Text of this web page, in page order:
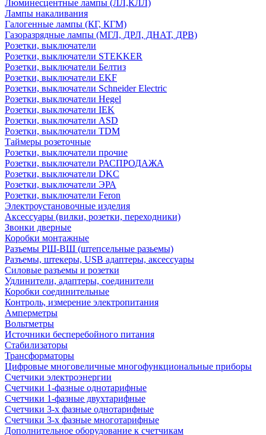
Люминесцентные лампы (ЛЛ,КЛЛ)
Лампы накаливания
Галогенные лампы (КГ, КГМ)
Газоразрядные лампы (МГЛ, ДРЛ, ДНАТ, ДРВ)
Розетки, выключатели
Розетки, выключатели STEKKER
Розетки, выключатели Белтиз
Розетки, выключатели EKF
Розетки, выключатели Schneider Electric
Розетки, выключатели Hegel
Розетки, выключатели IEK
Розетки, выключатели ASD
Розетки, выключатели TDM
Таймеры розеточные
Розетки, выключатели прочие
Розетки, выключатели РАСПРОДАЖА
Розетки, выключатели DKC
Розетки, выключатели ЭРА
Розетки, выключатели Feron
Электроустановочные изделия
Аксессуары (вилки, розетки, переходники)
Звонки дверные
Коробки монтажные
Разъемы РШ-ВШ (штепсельные разьемы)
Разъемы, штекеры, USB адаптеры, аксессуары
Силовые разъемы и розетки
Удлинители, адаптеры, соединители
Коробки соединительные
Контроль, измерение электропитания
Амперметры
Вольтметры
Источники бесперебойного питания
Стабилизаторы
Трансформаторы
Цифровые многовеличные многофункциональные приборы
Счетчики электроэнергии
Счетчики 1-фазные однотарифные
Счетчики 1-фазные двухтарифные
Счетчики 3-х фазные однотарифные
Счетчики 3-х фазные многотарифные
Дополнительное оборудование к счетчикам